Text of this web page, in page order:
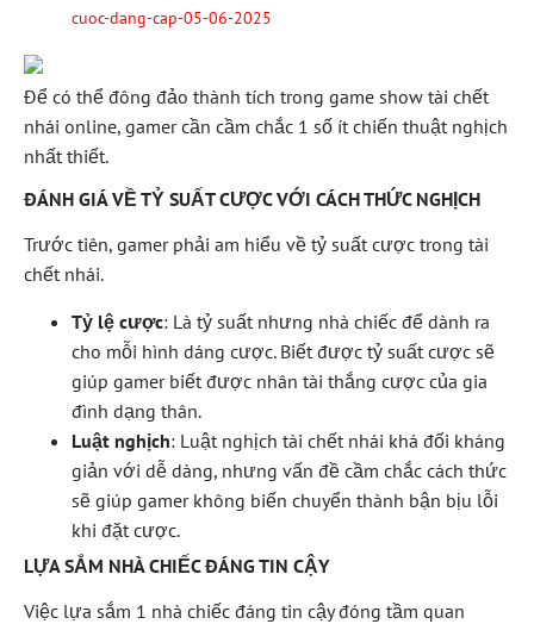
cuoc-dang-cap-05-06-2025
Để có thể đông đảo thành tích trong game show tài chết
nhái online, gamer cần cầm chắc 1 số ít chiến thuật nghịch
nhất thiết.
ĐÁNH GIÁ VỀ TỶ SUẤT CƯỢC VỚI CÁCH THỨC NGHỊCH
Trước tiên, gamer phải am hiểu về tỷ suất cược trong tài
chết nhái.
Tỷ lệ cược: Là tỷ suất nhưng nhà chiếc để dành ra
cho mỗi hình dáng cược. Biết được tỷ suất cược sẽ
giúp gamer biết được nhân tài thắng cược của gia
đình dạng thân.
Luật nghịch: Luật nghịch tài chết nhái khá đối kháng
giản với dễ dàng, nhưng vấn đề cầm chắc cách thức
sẽ giúp gamer không biến chuyển thành bận bịu lỗi
khi đặt cược.
LỰA SẮM NHÀ CHIẾC ĐÁNG TIN CẬY
Việc lựa sắm 1 nhà chiếc đáng tin cậy đóng tầm quan